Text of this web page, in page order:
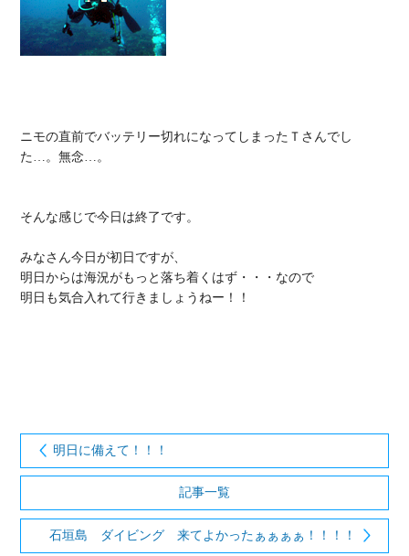
ニモの直前でバッテリー切れになってしまったＴさんでし
た…。無念…。
そんな感じで今日は終了です。
みなさん今日が初日ですが、
明日からは海況がもっと落ち着くはず・・・なので
明日も気合入れて行きましょうねー！！
明日に備えて！！！
記事一覧
石垣島 ダイビング 来てよかったぁぁぁぁ！！！！